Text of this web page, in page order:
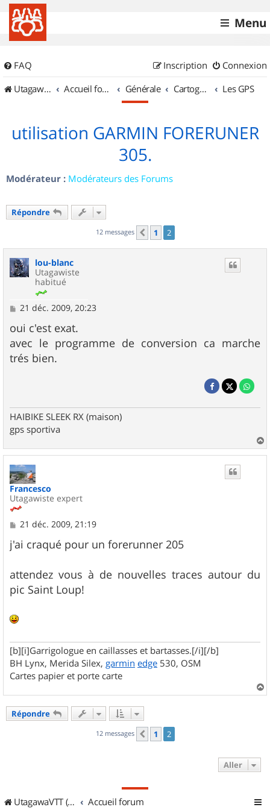
Menu
FAQ Connexion
Inscription
UtagawaVTT (Randos VTT et VTTAE avec traces GPS)
Accueil forum Générale Cartographie et GPS Les GPS
utilisation GARMIN FORERUNER
305.
Modérateur : Modérateurs des Forums
Répondre
12 messages Précédent
1 2
lou-blanc
Utagawiste
habitué
M
s
s
a
g
e
21 déc. 2009, 20:23
oui c'est exat.
avec le programme de conversion ca marche
trés bien.
HAIBIKE SLEEK RX (maison)
gps sportiva
a
u
Francesco
Utagawiste expert
M
s
s
g
e
21 déc. 2009, 21:19
j'ai craqué pour un forerunner 205
attendez vous à de nouvelles traces autour du
pic Saint Loup!
[b][i]Garrigologue en caillasses et bartasses.[/i][/b]
BH Lynx, Merida Silex, garmin edge 530, OSM
Cartes papier et porte carte
a
Répondre
12 messages Précédent
1 2
Aller
UtagawaVTT (Randos VTT et VTTAE avec traces GPS) Accueil forum